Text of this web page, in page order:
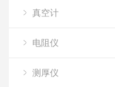
真空计
电阻仪
测厚仪